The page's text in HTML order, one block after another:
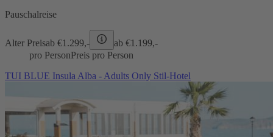
Pauschalreise
Alter Preisab €1.299,- ab €1.199,-
pro PersonPreis pro Person
TUI BLUE Insula Alba - Adults Only Stil-Hotel